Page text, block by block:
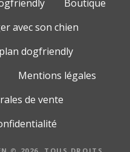
Boutique
avec son chien
dogfriendly
Mentions légales
de vente